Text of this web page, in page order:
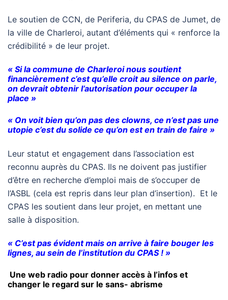
Le soutien de CCN, de Periferia, du CPAS de Jumet, de
la ville de Charleroi, autant d’éléments qui « renforce la
crédibilité » de leur projet.
« Si la commune de Charleroi nous soutient
financièrement c’est qu’elle croit au silence on parle,
on devrait obtenir l’autorisation pour occuper la
place »
« On voit bien qu’on pas des clowns, ce n’est pas une
utopie c’est du solide ce qu’on est en train de faire »
Leur statut et engagement dans l’association est
reconnu auprès du CPAS. Ils ne doivent pas justifier
d’être en recherche d’emploi mais de s’occuper de
l’ASBL (cela est repris dans leur plan d’insertion). Et le
CPAS les soutient dans leur projet, en mettant une
salle à disposition.
« C’est pas évident mais on arrive à faire bouger les
lignes, au sein de l’institution du CPAS ! »
Une web radio pour donner accès à l’infos et
changer le regard sur le sans- abrisme